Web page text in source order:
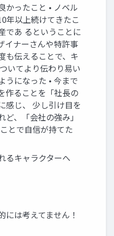
かったこと • ノベル
年以上続けてきたこ
であ るということに
イナーさんや特許事
も伝えることで、キ
いてより伝わり易い
うになった • 今まで
作ることを「社長の
感じ、 少し引け目を
ど、「会社の強み」
とで自信が持てた
るキャラクターへ
には考えてません！